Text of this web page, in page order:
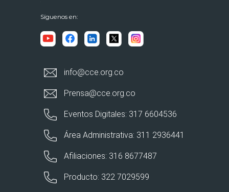
Síguenos en:
info@cce.org.co
Prensa@cce.org.co
Eventos Digitales: 317 6604536
Área Administrativa: 311 2936441
Afiliaciones: 316 8677487
Producto: 322 7029599